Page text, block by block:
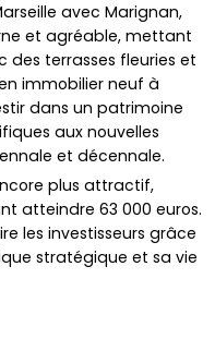
avec Marignan,
et agréable, mettant
terrasses fleuries et
immobilier neuf à
dans un patrimoine
aux nouvelles
et décennale.
plus attractif,
atteindre 63 000 euros.
les investisseurs grâce
stratégique et sa vie